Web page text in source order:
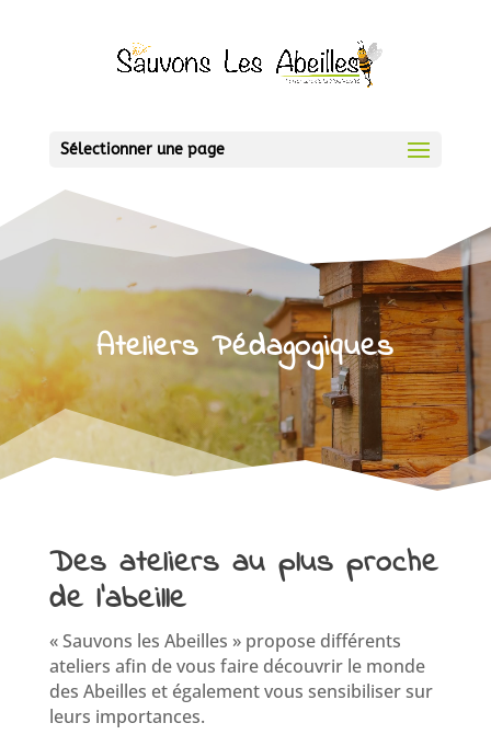
Sélectionner une page
Ateliers Pédagogiques
Des ateliers au plus proche
de l’abeille
« Sauvons les Abeilles » propose différents
ateliers afin de vous faire découvrir le monde
des Abeilles et également vous sensibiliser sur
leurs importances.